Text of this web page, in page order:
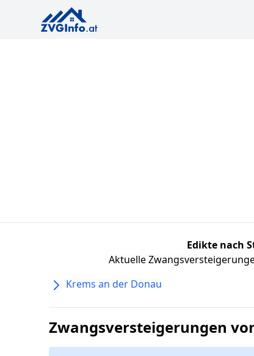
Edikte nach
Aktuelle
Krems an der Donau
Zwangsversteigerungen